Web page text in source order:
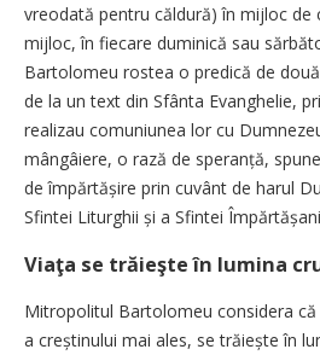
vreodată pentru căldură) în mijloc de
mijloc, în fiecare duminică sau
Bartolomeu rostea o predică de
de la un text din Sfânta Evanghelie,
realizau comuniunea lor cu
mângâiere, o rază de speranță,
de împărtășire prin cuvânt de harul
Sfintei Liturghii și a Sfintei
Viaţa se trăieşte în lumina
Mitropolitul Bartolomeu considera
a creștinului mai ales, se trăiește în